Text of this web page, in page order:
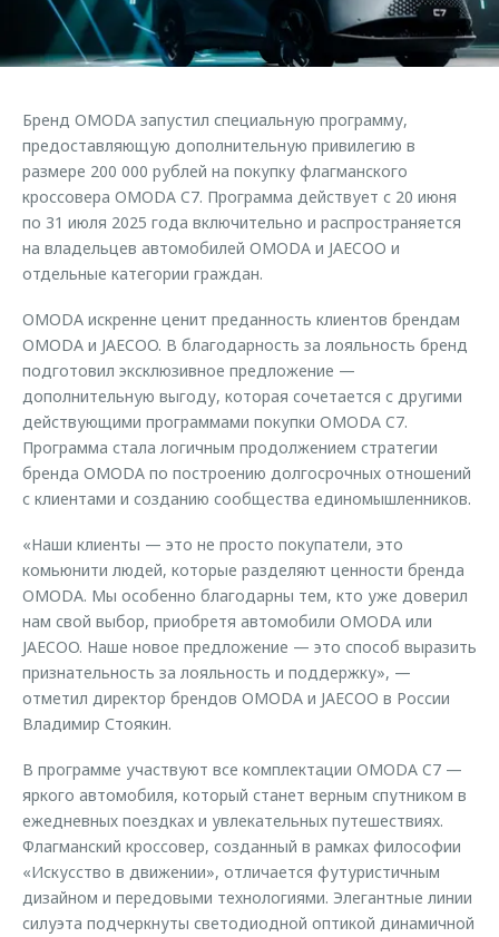
Страхование
Кредитный калькулятор
Одежда и сувениры
Оригинальные аксессуары
Запчасти
Трейд-ин
Клиентская поддержка
O&J Автоклуб
Приложение O&J
Аксессуары
Одежда и сувениры
Оригинальные аксессуары
Обратная связь
Бренд OMODA запустил специальную программу,
предоставляющую дополнительную привилегию в
размере 200 000 рублей на покупку флагманского
кроссовера OMODA C7. Программа действует с 20 июня
по 31 июля 2025 года включительно и распространяется
на владельцев автомобилей OMODA и JAECOO и
отдельные категории граждан.
OMODA искренне ценит преданность клиентов брендам
OMODA и JAECOO. В благодарность за лояльность бренд
подготовил эксклюзивное предложение —
дополнительную выгоду, которая сочетается с другими
действующими программами покупки OMODA C7.
Программа стала логичным продолжением стратегии
бренда OMODA по построению долгосрочных отношений
с клиентами и созданию сообщества единомышленников.
«Наши клиенты — это не просто покупатели, это
комьюнити людей, которые разделяют ценности бренда
OMODA. Мы особенно благодарны тем, кто уже доверил
нам свой выбор, приобретя автомобили OMODA или
JAECOO. Наше новое предложение — это способ выразить
признательность за лояльность и поддержку», —
отметил директор брендов OMODA и JAECOO в России
Владимир Стоякин.
В программе участвуют все комплектации OMODA C7 —
яркого автомобиля, который станет верным спутником в
ежедневных поездках и увлекательных путешествиях.
Флагманский кроссовер, созданный в рамках философии
«Искусство в движении», отличается футуристичным
дизайном и передовыми технологиями. Элегантные линии
силуэта подчеркнуты светодиодной оптикой динамичной